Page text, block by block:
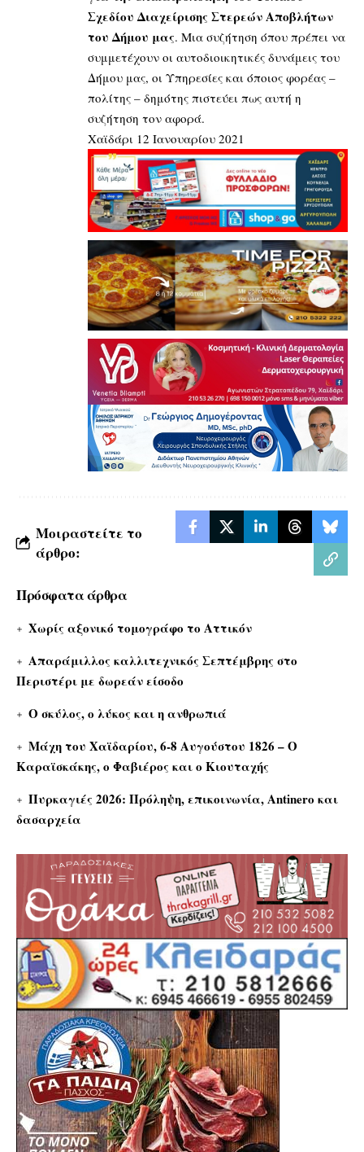
Σχεδίου Διαχείρισης Στερεών Αποβλήτων
του Δήμου μας. Μια συζήτηση όπου πρέπει να
συμμετέχουν οι αυτοδιοικητικές δυνάμεις του
Δήμου μας, οι Υπηρεσίες και όποιος φορέας –
πολίτης – δημότης πιστεύει πως αυτή η
συζήτηση τον αφορά.
Χαϊδάρι 12 Ιανουαρίου 2021
Μοιραστείτε το
άρθρο:
Πρόσφατα άρθρα
Χωρίς αξονικό τομογράφο το Αττικόν
Απαράμιλλος καλλιτεχνικός Σεπτέμβρης στο
Περιστέρι με δωρεάν είσοδο
Ο σκύλος, ο λύκος και η ανθρωπιά
Μάχη του Χαϊδαρίου, 6-8 Αυγούστου 1826 – Ο
Καραϊσκάκης, ο Φαβιέρος και ο Κιουταχής
Πυρκαγιές 2026: Πρόληψη, επικοινωνία, Antinero και
δασαρχεία